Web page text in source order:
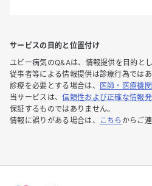
サービスの目的と位置付け
ユビー病気のQ&Aは、情報提供を目的と
従事者等による情報提供は診療行為ではあ
診療を必要とする場合は、
医師・医療機関
当サービスは、信頼性および正確な情報
保証するものではありません。
情報に誤りがある場合は、
こちら からご